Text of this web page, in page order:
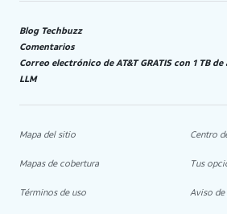
Blog Techbuzz
Comentarios
Correo electrónico de AT&T GRATIS con 1 TB
LLM
Mapa del sitio
Mapas de cobertura
Términos de uso
Centro
Tus
Aviso de